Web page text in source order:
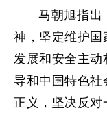
马朝旭指出
神，坚定维护国
发展和安全主动
导和中国特色社
正义，坚决反对